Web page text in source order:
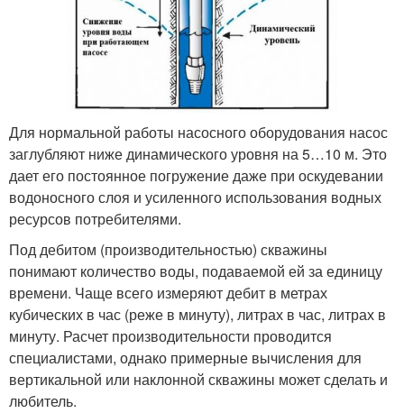
Для нормальной работы насосного оборудования насос
заглубляют ниже динамического уровня на 5…10 м. Это
дает его постоянное погружение даже при оскудевании
водоносного слоя и усиленного использования водных
ресурсов потребителями.
Под дебитом (производительностью) скважины
понимают количество воды, подаваемой ей за единицу
времени. Чаще всего измеряют дебит в метрах
кубических в час (реже в минуту), литрах в час, литрах в
минуту. Расчет производительности проводится
специалистами, однако примерные вычисления для
вертикальной или наклонной скважины может сделать и
любитель.